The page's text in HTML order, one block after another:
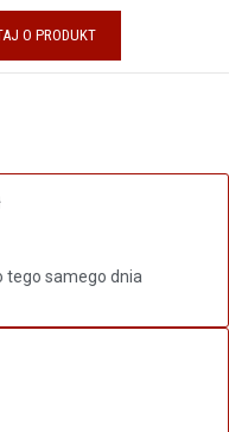
O PRODUKT
tego samego dnia